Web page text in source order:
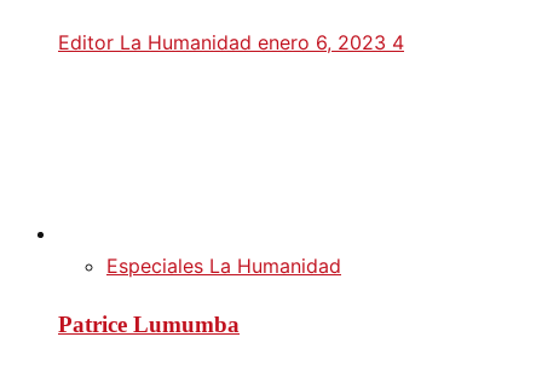
Editor La Humanidad enero 6, 2023 4
Especiales La Humanidad
Patrice Lumumba